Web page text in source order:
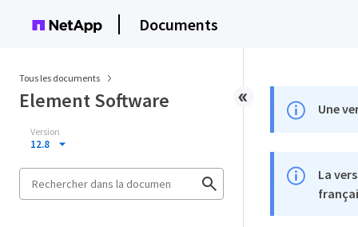
Documents
Tous les documents
Element Software
Version
12.8
Une
La